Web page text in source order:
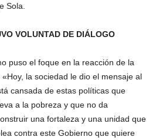
Sola.
VOLUNTAD DE DIÁLOGO
puso el foque en la reacción de la
la sociedad le dio el mensaje al
cansada de estas políticas que
a la pobreza y que no da
una fortaleza y una unidad que
contra este Gobierno que quiere